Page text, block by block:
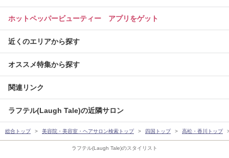
ラフテル(Laugh Tale)のスタイリスト
ホットペッパービューティー アプリをゲット
近くのエリアから探す
オススメ特集から探す
関連リンク
ラフテル(Laugh Tale)の近隣サロン
総合トップ 美容院・美容室・ヘアサロン検索トップ 四国トップ 高松・香川トップ